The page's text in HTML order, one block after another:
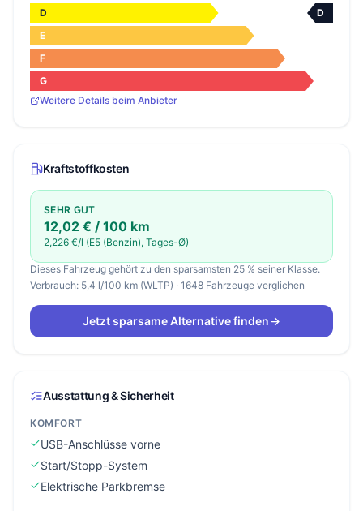
D
D
E
F
G
Weitere Details beim Anbieter
Kraftstoffkosten
SEHR GUT
12,02 € / 100 km
2,226 €/l (E5 (Benzin), Tages-Ø)
Dieses Fahrzeug gehört zu den sparsamsten 25 % seiner Klasse.
Verbrauch: 5,4 l/100 km (WLTP) · 1648 Fahrzeuge verglichen
Jetzt sparsame Alternative finden
Ausstattung & Sicherheit
KOMFORT
USB-Anschlüsse vorne
Start/Stopp-System
Elektrische Parkbremse